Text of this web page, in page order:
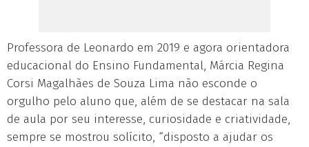
Professora de Leonardo em 2019 e agora orientadora
educacional do Ensino Fundamental, Márcia Regina
Corsi Magalhães de Souza Lima não esconde o
orgulho pelo aluno que, além de se destacar na sala
de aula por seu interesse, curiosidade e criatividade,
sempre se mostrou solícito, “disposto a ajudar os